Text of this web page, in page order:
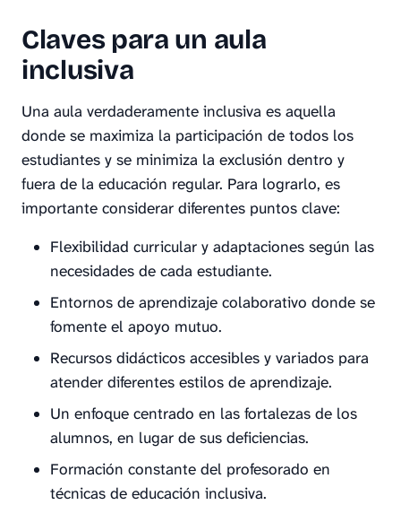
Claves para un aula
inclusiva
Una aula verdaderamente inclusiva es aquella
donde se maximiza la participación de todos los
estudiantes y se minimiza la exclusión dentro y
fuera de la educación regular. Para lograrlo, es
importante considerar diferentes puntos clave:
Flexibilidad curricular y adaptaciones según las
necesidades de cada estudiante.
Entornos de aprendizaje colaborativo donde se
fomente el apoyo mutuo.
Recursos didácticos accesibles y variados para
atender diferentes estilos de aprendizaje.
Un enfoque centrado en las fortalezas de los
alumnos, en lugar de sus deficiencias.
Formación constante del profesorado en
técnicas de educación inclusiva.